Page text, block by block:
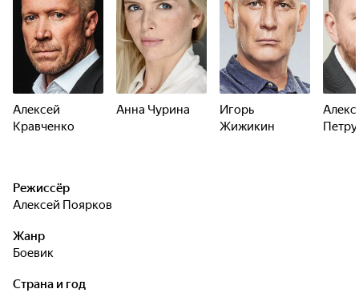
Алексей
Кравченко
Анна Чурина
Игорь
Жижикин
Режиссёр
Алексей Поярков
Жанр
боевик
Страна и год